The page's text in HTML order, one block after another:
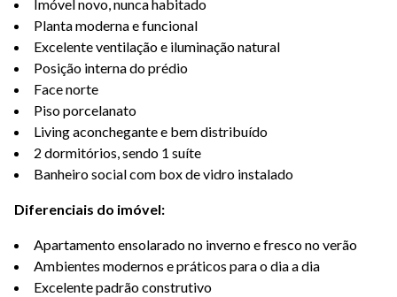
Imóvel novo, nunca habitado
Planta moderna e funcional
Excelente ventilação e iluminação natural
Posição interna do prédio
Face norte
Piso porcelanato
Living aconchegante e bem distribuído
2 dormitórios, sendo 1 suíte
Banheiro social com box de vidro instalado
Diferenciais do imóvel:
Apartamento ensolarado no inverno e fresco no verão
Ambientes modernos e práticos para o dia a dia
Excelente padrão construtivo